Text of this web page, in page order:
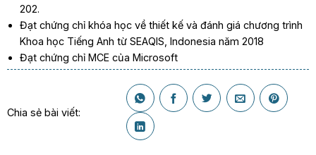
202.
Đạt chứng chỉ khóa học về thiết kế và đánh giá chương trình
Khoa học Tiếng Anh từ SEAQIS, Indonesia năm 2018
Đạt chứng chỉ MCE của Microsoft
Chia sẻ bài viết: